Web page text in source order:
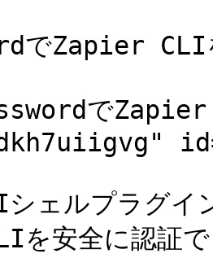
でZapier CLI
でZapier
ェルプラグイ
安全に認証